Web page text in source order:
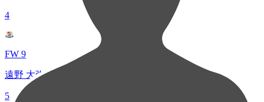
4
FW 9
遠野 大弥
5